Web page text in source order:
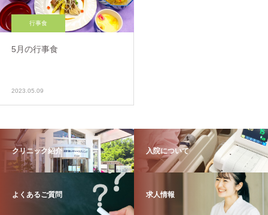
行事食
5月の行事食
2023.05.09
クリニック紹介 入院について
よくあるご質問 求人情報